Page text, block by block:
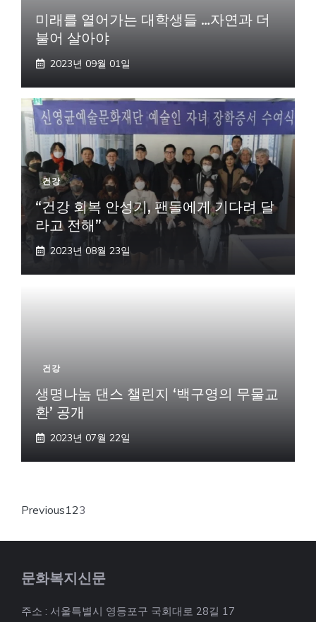
미래를 열어가는 대학생들 …자연과 더
불어 살아야
2023년 09월 01일
건강
“건강 회복 안성기, 팬들에게 기다려 달
라고 전해”
2023년 08월 23일
건강
생명나눔 댄스 챌린지 ‘백구영의 무물교
환’ 공개
2023년 07월 22일
Previous1 23
문화복지신문
주소 : 서울특별시 영등포구 국회대로 28길 17